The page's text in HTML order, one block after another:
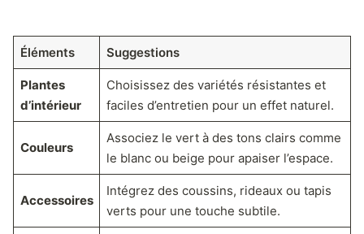
Éléments Suggestions
Plantes
d’intérieur
Choisissez des variétés résistantes et
faciles d’entretien pour un effet naturel.
Couleurs
Associez le vert à des tons clairs comme
le blanc ou beige pour apaiser l’espace.
Accessoires
Intégrez des coussins, rideaux ou tapis
verts pour une touche subtile.